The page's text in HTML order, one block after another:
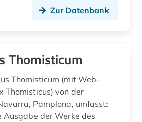
Zur Datenbank
Thomisticum
Thomisticum (mit Web-
Thomisticus) von der
Pamplona, umfasst:
der Werke des